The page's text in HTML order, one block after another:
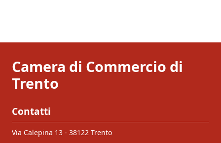
Camera di Commercio di
Trento
Contatti
Via Calepina 13 - 38122 Trento